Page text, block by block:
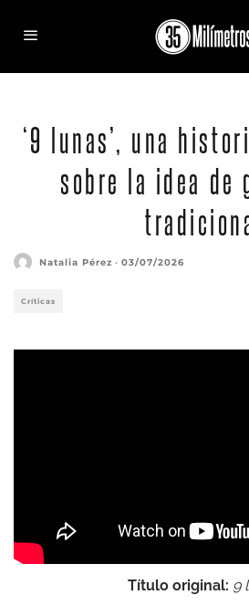
‘9 lunas’, una
sobre la idea de
Natalia Pérez · 03/07/2026
Críticas
Título original: 9